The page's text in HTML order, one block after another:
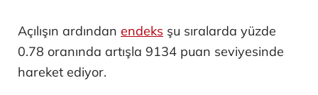
Açılışın ardından endeks şu sıralarda yüzde
0.78 oranında artışla 9134 puan seviyesinde
hareket ediyor.